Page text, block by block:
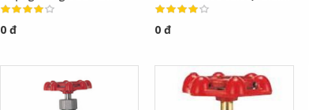
Thương Hiệu Kitz
0 đ
Pháp Hiệu Quả Cho Hệ
Thống Đường Ống
0 đ
0
COS Series...